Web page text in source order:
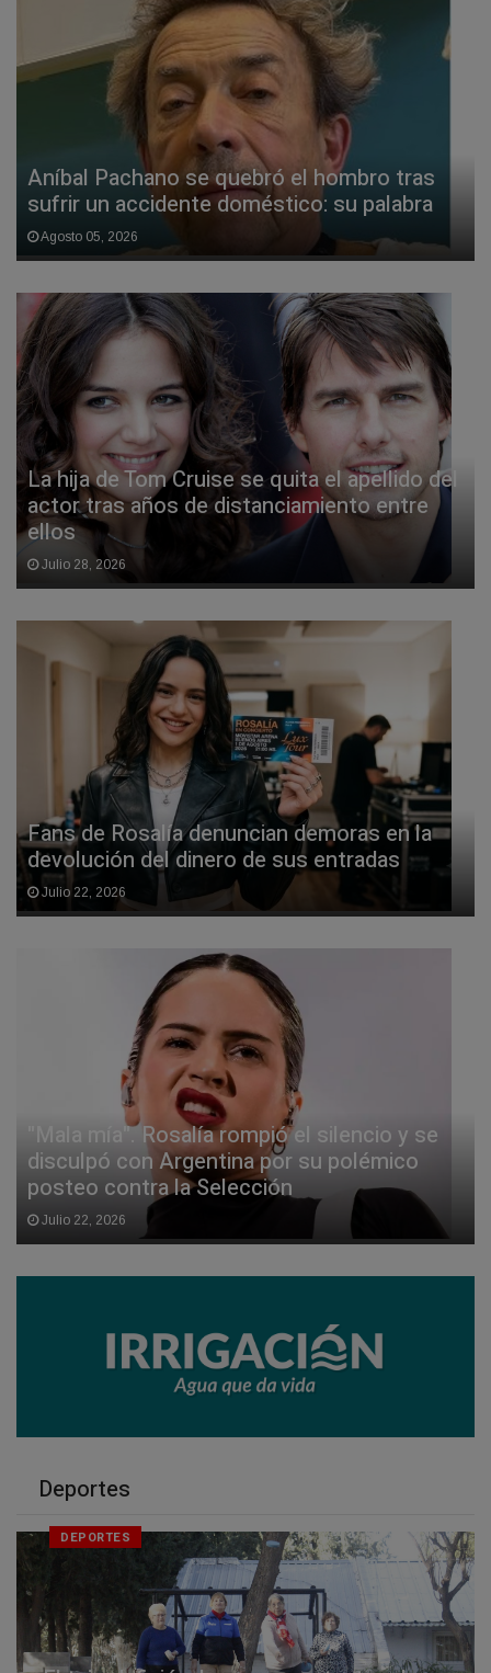
Aníbal Pachano se quebró el hombro tras
sufrir un accidente doméstico: su palabra
Agosto 05, 2026
La hija de Tom Cruise se quita el apellido del
actor tras años de distanciamiento entre
ellos
Julio 28, 2026
Fans de Rosalía denuncian demoras en la
devolución del dinero de sus entradas
Julio 22, 2026
"Mala mía". Rosalía rompió el silencio y se
disculpó con Argentina por su polémico
posteo contra la Selección
Julio 22, 2026
Deportes
DEPORTES